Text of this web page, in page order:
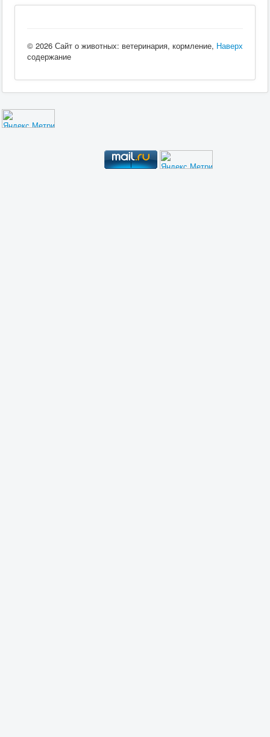
Наверх
© 2026 Сайт о животных: ветеринария, кормление,
содержание